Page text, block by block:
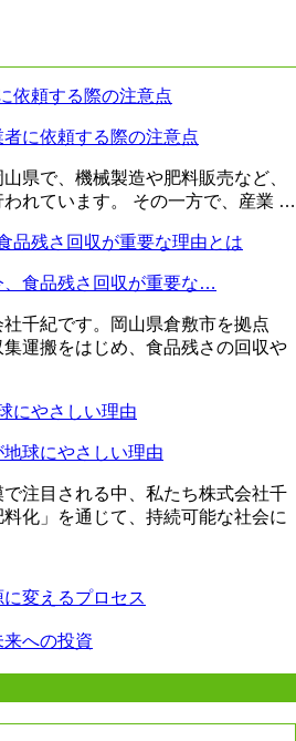
に依頼する際の注意点
県で、機械製造や肥料販売など、
われています。 その一方で、産業 …
、食品残さ回収が重要な…
千紀です。岡山県倉敷市を拠点
運搬をはじめ、食品残さの回収や
球にやさしい理由
注目される中、私たち株式会社千
化」を通じて、持続可能な社会に
変えるプロセス
への投資